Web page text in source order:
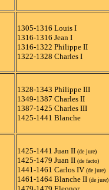
1305-1316 Louis I
1316-1316 Jean I
1316-1322 Philippe II
1322-1328 Charles I
1328-1343 Philippe III
1349-1387 Charles II
1387-1425 Charles III
1425-1441 Blanche
1425-1441 Juan II (de jure)
1425-1479 Juan II (de facto)
1441-1461 Carlos IV (de jure)
1461-1464 Blanche II (de jure)